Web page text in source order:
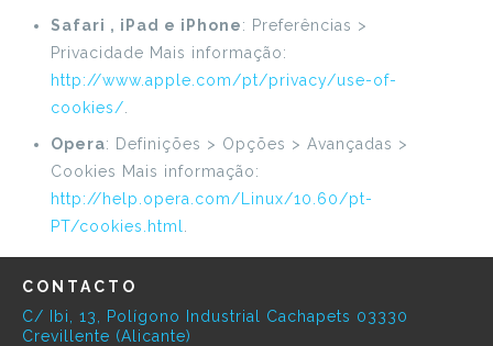
Safari , iPad e iPhone: Preferências >
Privacidade Mais informação:
http://www.apple.com/pt/privacy/use-of-
cookies/
Opera: Definições > Opções > Avançadas >
Cookies Mais informação:
http://help.opera.com/Linux/10.60/pt-
PT/cookies.html
CONTACTO
C/ Ibi, 13, Polígono Industrial Cachapets 03330
Crevillente (Alicante)